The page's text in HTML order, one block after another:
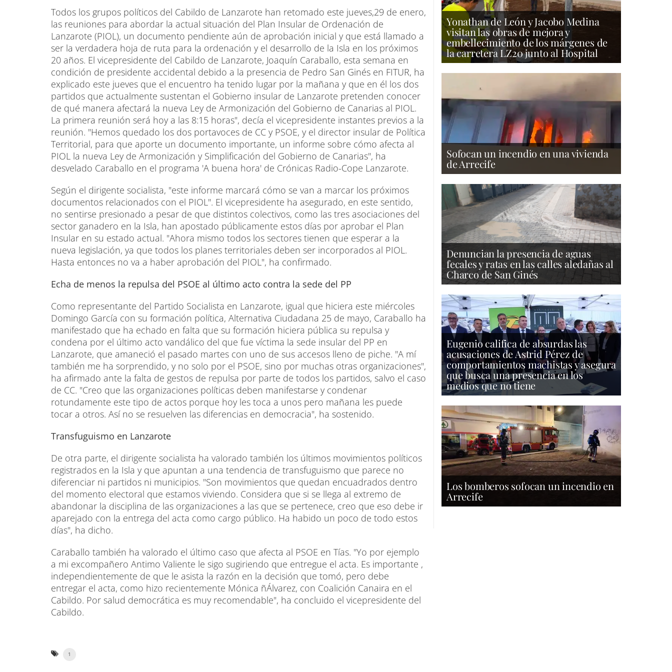
Todos los grupos políticos del Cabildo de Lanzarote han retomado este jueves,29 de enero,
las reuniones para abordar la actual situación del Plan Insular de Ordenación de
Lanzarote (PIOL), un documento pendiente aún de aprobación inicial y que está llamado a
ser la verdadera hoja de ruta para la ordenación y el desarrollo de la Isla en los próximos
20 años. El vicepresidente del Cabildo de Lanzarote, Joaquín Caraballo, esta semana en
condición de presidente accidental debido a la presencia de Pedro San Ginés en FITUR, ha
explicado este jueves que el encuentro ha tenido lugar por la mañana y que en él los dos
partidos que actualmente sustentan el Gobierno insular de Lanzarote pretenden conocer
de qué manera afectará la nueva Ley de Armonización del Gobierno de Canarias al PIOL.
La primera reunión será hoy a las 8:15 horas", decía el vicepresidente instantes previos a la
reunión. "Hemos quedado los dos portavoces de CC y PSOE, y el director insular de Política
Territorial, para que aporte un documento importante, un informe sobre cómo afecta al
PIOL la nueva Ley de Armonización y Simplificación del Gobierno de Canarias", ha
desvelado Caraballo en el programa 'A buena hora' de Crónicas Radio-Cope Lanzarote.
Según el dirigente socialista, "este informe marcará cómo se van a marcar los próximos
documentos relacionados con el PIOL". El vicepresidente ha asegurado, en este sentido,
no sentirse presionado a pesar de que distintos colectivos, como las tres asociaciones del
sector ganadero en la Isla, han apostado públicamente estos días por aprobar el Plan
Insular en su estado actual. "Ahora mismo todos los sectores tienen que esperar a la
nueva legislación, ya que todos los planes territoriales deben ser incorporados al PIOL.
Hasta entonces no va a haber aprobación del PIOL", ha confirmado.
Echa de menos la repulsa del PSOE al último acto contra la sede del PP
Como representante del Partido Socialista en Lanzarote, igual que hiciera este miércoles
Domingo García con su formación política, Alternativa Ciudadana 25 de mayo, Caraballo ha
manifestado que ha echado en falta que su formación hiciera pública su repulsa y
condena por el último acto vandálico del que fue víctima la sede insular del PP en
Lanzarote, que amaneció el pasado martes con uno de sus accesos lleno de piche. "A mí
también me ha sorprendido, y no solo por el PSOE, sino por muchas otras organizaciones",
ha afirmado ante la falta de gestos de repulsa por parte de todos los partidos, salvo el caso
de CC. "Creo que las organizaciones políticas deben manifestarse y condenar
rotundamente este tipo de actos porque hoy les toca a unos pero mañana les puede
tocar a otros. Así no se resuelven las diferencias en democracia", ha sostenido.
Transfuguismo en Lanzarote
De otra parte, el dirigente socialista ha valorado también los últimos movimientos políticos
registrados en la Isla y que apuntan a una tendencia de transfuguismo que parece no
diferenciar ni partidos ni municipios. "Son movimientos que quedan encuadrados dentro
del momento electoral que estamos viviendo. Considera que si se llega al extremo de
abandonar la disciplina de las organizaciones a las que se pertenece, creo que eso debe ir
aparejado con la entrega del acta como cargo público. Ha habido un poco de todo estos
días", ha dicho.
Caraballo también ha valorado el último caso que afecta al PSOE en Tías. "Yo por ejemplo
a mi excompañero Antimo Valiente le sigo sugiriendo que entregue el acta. Es importante ,
independientemente de que le asista la razón en la decisión que tomó, pero debe
entregar el acta, como hizo recientemente Mónica ñÁlvarez, con Coalición Canaira en el
Cabildo. Por salud democrática es muy recomendable", ha concluido el vicepresidente del
Cabildo.
1
Yonathan de León y Jacobo Medina
visitan las obras de mejora y
embellecimiento de los márgenes de
la carretera LZ20 junto al Hospital
Sofocan un incendio en una vivienda
de Arrecife
Denuncian la presencia de aguas
fecales y ratas en las calles aledañas al
Charco de San Ginés
Eugenio califica de absurdas las
acusaciones de Astrid Pérez de
comportamientos machistas y asegura
que busca una presencia en los
medios que no tiene
Los bomberos sofocan un incendio en
Arrecife